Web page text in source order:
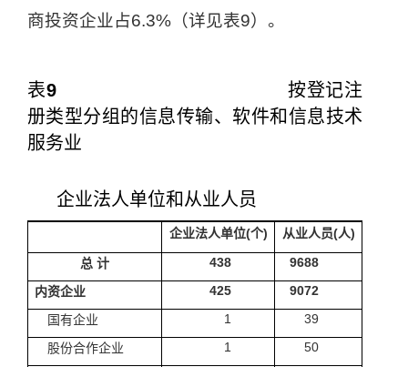
商投资企业占6.3% （详见表9）。
表9
按登记注
册类型分组的信息传输、软件和信息技术
服务业
企业法人单位和从业人员
企业法人单位(个) 从业人员(人)
总 计 438
9688
内资企业
425
9072
国有企业
1
39
股份合作企业
1
50